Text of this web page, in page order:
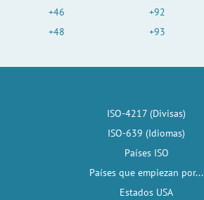
+46
+48
+92
+93
ISO-4217 (Divisas)
ISO-639 (Idiomas)
Países ISO
Países que empiezan por...
Estados USA